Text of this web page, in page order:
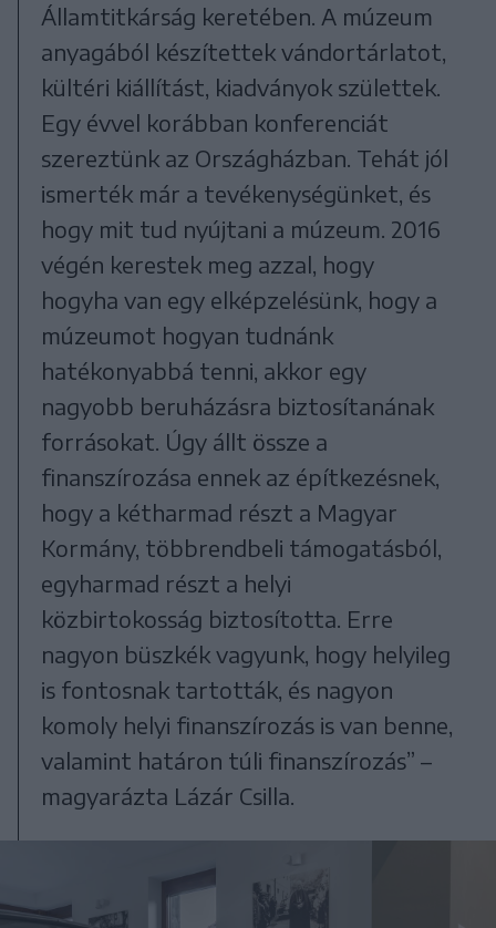
Államtitkárság keretében. A múzeum
anyagából készítettek vándortárlatot,
kültéri kiállítást, kiadványok születtek.
Egy évvel korábban konferenciát
szereztünk az Országházban. Tehát jól
ismerték már a tevékenységünket, és
hogy mit tud nyújtani a múzeum. 2016
végén kerestek meg azzal, hogy
hogyha van egy elképzelésünk, hogy a
múzeumot hogyan tudnánk
hatékonyabbá tenni, akkor egy
nagyobb beruházásra biztosítanának
forrásokat. Úgy állt össze a
finanszírozása ennek az építkezésnek,
hogy a kétharmad részt a Magyar
Kormány, többrendbeli támogatásból,
egyharmad részt a helyi
közbirtokosság biztosította. Erre
nagyon büszkék vagyunk, hogy helyileg
is fontosnak tartották, és nagyon
komoly helyi finanszírozás is van benne,
valamint határon túli finanszírozás” –
magyarázta Lázár Csilla.